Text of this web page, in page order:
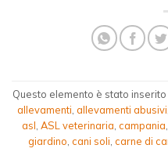
Questo elemento è stato inserito
allevamenti allevamenti abusivi
asl ASL veterinaria campania
giardino cani soli carne di